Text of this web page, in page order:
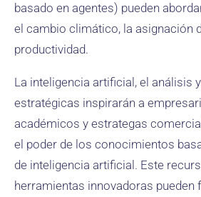
basado en agentes) pueden
el cambio climático, la asignación
productividad.
La inteligencia artificial, el análisis
estratégicas inspirarán a
académicos y estrategas
el poder de los conocimientos
de inteligencia artificial. Este
herramientas innovadoras